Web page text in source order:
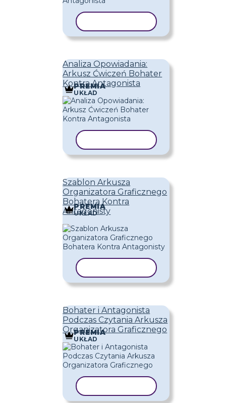
Analiza Opowiadania:
Arkusz Ćwiczeń Bohater
Kontra Antagonista
PREMIA
UKŁAD
Szablon Arkusza
Organizatora Graficznego
Bohatera Kontra
Antagonisty
PREMIA
UKŁAD
Bohater i Antagonista
Podczas Czytania Arkusza
Organizatora Graficznego
PREMIA
UKŁAD